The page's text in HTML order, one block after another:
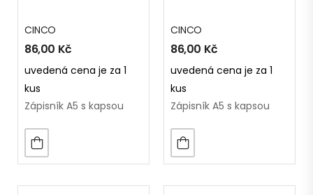
CINCO
86,00 Kč
uvedená cena je za 1
kus
Zápisník A5 s kapsou
CINCO
86,00 Kč
uvedená cena je za 1
kus
Zápisník A5 s kapsou